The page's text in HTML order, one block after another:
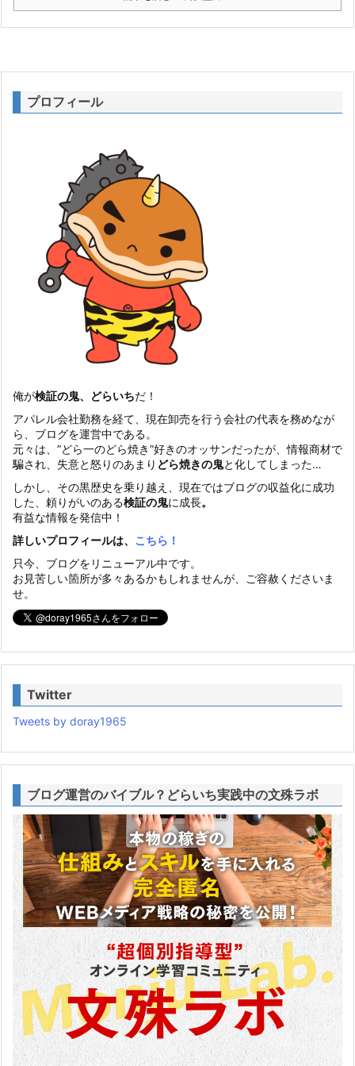
プロフィール
俺が検証の鬼、どらいちだ！
アパレル会社勤務を経て、現在卸売を行う会社の代表を務めなが
ら、ブログを運営中である。
元々は、”どら一のどら焼き”好きのオッサンだったが、情報商材で
騙され、失意と怒りのあまり どら焼きの鬼と化してしまった…
しかし、その黒歴史を乗り越え、現在ではブログの収益化に成功
した、頼りがいのある検証の鬼に成長。
有益な情報を発信中！
詳しいプロフィールは、 こちら！
只今、ブログをリニューアル中です。
お見苦しい箇所が多々あるかもしれませんが、ご容赦くださいま
せ。
Twitter
Tweets by doray1965
ブログ運営のバイブル？どらいち実践中の文殊ラボ